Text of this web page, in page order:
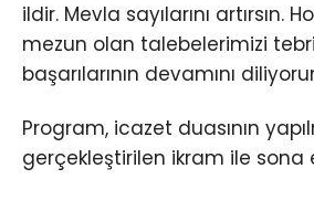
ildir. Mevla sayılarını artırsın.
mezun olan talebelerimizi
başarılarının devamını
Program, icazet duasının
gerçekleştirilen ikram ile sona